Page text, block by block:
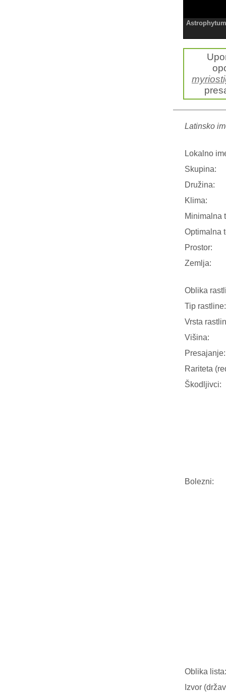
Latinsko
Lokalno
Skupina:
Družina:
Klima:
Minimalna
Optimalna
Prostor:
Zemlja:
Oblika
Tip rastline:
Vrsta
Višina:
Presajanje:
Rariteta
Škodljivci:
Bolezni:
Oblika lista:
Izvor